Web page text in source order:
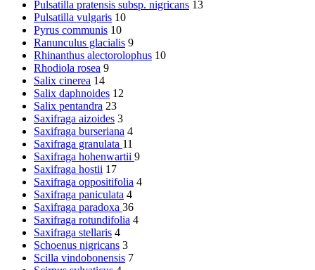
Pulsatilla pratensis subsp. nigricans 13
Pulsatilla vulgaris 10
Pyrus communis 10
Ranunculus glacialis 9
Rhinanthus alectorolophus 10
Rhodiola rosea 9
Salix cinerea 14
Salix daphnoides 12
Salix pentandra 23
Saxifraga aizoides 3
Saxifraga burseriana 4
Saxifraga granulata 11
Saxifraga hohenwartii 9
Saxifraga hostii 17
Saxifraga oppositifolia 4
Saxifraga paniculata 4
Saxifraga paradoxa 36
Saxifraga rotundifolia 4
Saxifraga stellaris 4
Schoenus nigricans 3
Scilla vindobonensis 7